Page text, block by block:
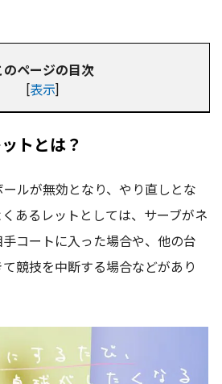
のページの目次
[表示]
トとは？
ルが無効となり、やり直しとな
あるレットとしては、サーブがネ
コートに入った場合や、他の台
競技を中断する場合などがあり